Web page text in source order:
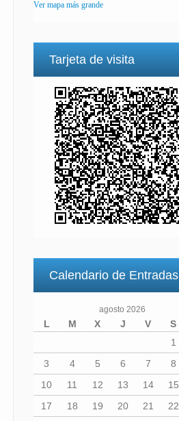
Ver mapa más grande
Tarjeta de visita
Calendario de Entradas
agosto 2026
L M X J V S
1
3
4 5 6 7 8
10
11 12 13 14 15
17
18 19 20 21 22